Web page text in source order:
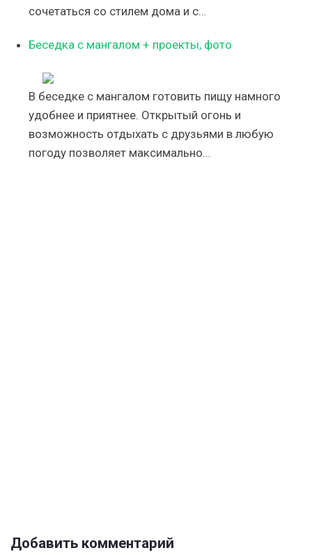
сочетаться со стилем дома и с…
Беседка с мангалом + проекты, фото
В беседке с мангалом готовить пищу намного
удобнее и приятнее. Открытый огонь и
возможность отдыхать с друзьями в любую
погоду позволяет максимально…
Добавить комментарий